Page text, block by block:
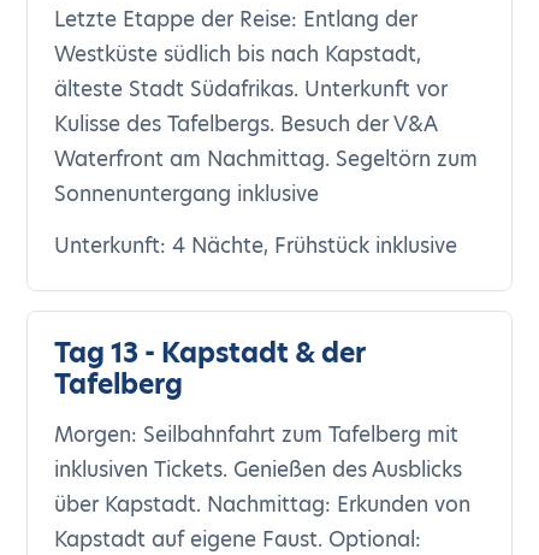
Letzte Etappe der Reise: Entlang der
Westküste südlich bis nach Kapstadt,
älteste Stadt Südafrikas. Unterkunft vor
Kulisse des Tafelbergs. Besuch der V&A
Waterfront am Nachmittag. Segeltörn zum
Sonnenuntergang inklusive
Unterkunft: 4 Nächte, Frühstück inklusive
Tag 13 - Kapstadt & der
Tafelberg
Morgen: Seilbahnfahrt zum Tafelberg mit
inklusiven Tickets. Genießen des Ausblicks
über Kapstadt. Nachmittag: Erkunden von
Kapstadt auf eigene Faust. Optional: